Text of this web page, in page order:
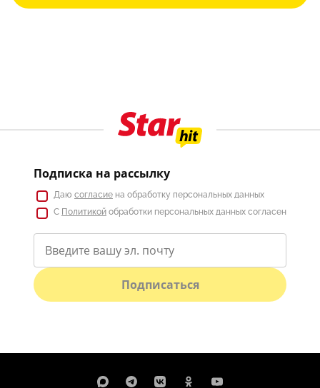
Подписка на рассылку
Даю согласие на обработку персональных данных
С Политикой обработки персональных данных согласен
Подписаться